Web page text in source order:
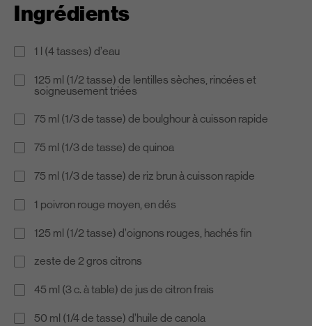
Ingrédients
1 l (4 tasses) d’eau
125 ml (1/2 tasse) de lentilles sèches, rincées et
soigneusement triées
75 ml (1/3 de tasse) de boulghour à cuisson rapide
75 ml (1/3 de tasse) de quinoa
75 ml (1/3 de tasse) de riz brun à cuisson rapide
1 poivron rouge moyen, en dés
125 ml (1/2 tasse) d’oignons rouges, hachés fin
zeste de 2 gros citrons
45 ml (3 c. à table) de jus de citron frais
50 ml (1/4 de tasse) d’huile de canola